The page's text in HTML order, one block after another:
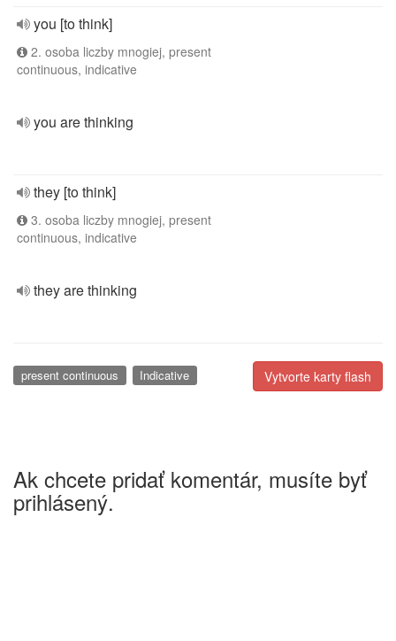
you [to think]
2. osoba liczby mnogiej, present
continuous, indicative
you are thinking
they [to think]
3. osoba liczby mnogiej, present
continuous, indicative
they are thinking
Vytvorte karty flash
present continuous Indicative
Ak chcete pridať komentár, musíte byť
prihlásený.